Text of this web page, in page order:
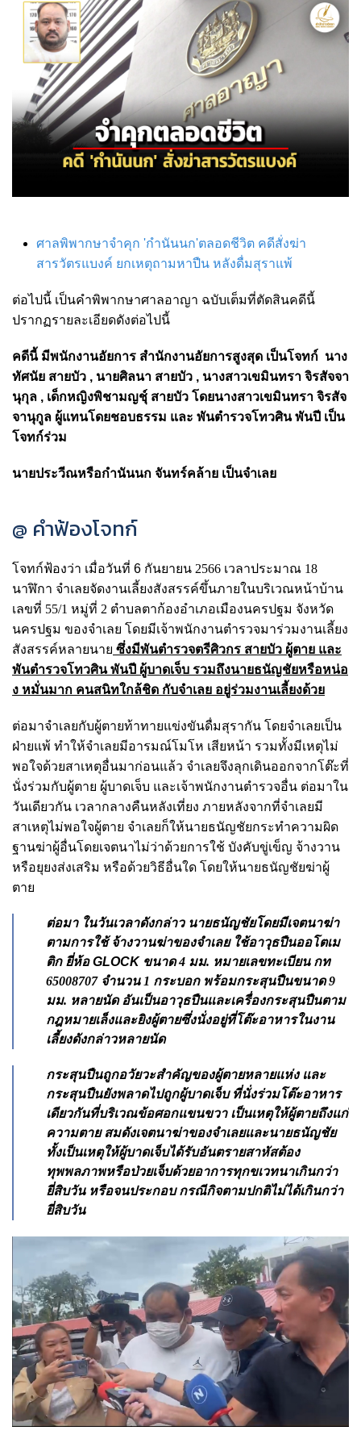
ศาลพิพากษาจำคุก 'กำนันนก'ตลอดชีวิต คดีสั่งฆ่า
สารวัตรแบงค์ ยกเหตุถามหาปืน หลังดื่มสุราแพ้
ต่อไปนี้ เป็นคำพิพากษาศาลอาญา ฉบับเต็มที่ตัดสินคดีนี้
ปรากฏรายละเอียดดังต่อไปนี้
คดีนี้ มีพนักงานอัยการ สำนักงานอัยการสูงสุด เป็นโจทก์ นาง
ทัศนัย สายบัว , นายศิลนา สายบัว , นางสาวเขมินทรา จิรสัจจา
นุกุล , เด็กหญิงพิชามญช์ุ สายบัว โดยนางสาวเขมินทรา จิรสัจ
จานุกูล ผู้แทนโดยชอบธรรม และ พันตํารวจโทวศิน พันปี เป็น
โจทก์ร่วม
นายประวีณหรือกํานันนก จันทร์คล้าย เป็นจำเลย
@ คำฟ้องโจทก์
โจทก์ฟ้องว่า เมื่อวันที่ 6 กันยายน 2566 เวลาประมาณ 18
นาฬิกา จําเลยจัดงานเลี้ยงสังสรรค์ขึ้นภายในบริเวณหน้าบ้าน
เลขที่ 55/1 หมู่ที่ 2 ตําบลตาก้องอําเภอเมืองนครปฐม จังหวัด
นครปฐม ของจําเลย โดยมีเจ้าพนักงานตํารวจมาร่วมงานเลี้ยง
สังสรรค์หลายนาย ซึ่งมีพันตํารวจตรีศิวกร สายบัว ผู้ตาย และ
พันตํารวจโทวศิน พันปี ผู้บาดเจ็บ รวมถึงนายธนัญชัยหรือหน่อ
ง หมั่นมาก คนสนิทใกล้ชิด กับจําเลย อยู่ร่วมงานเลี้ยงด้วย
ต่อมาจําเลยกับผู้ตายท้าทายแข่งขันดื่มสุรากัน โดยจําเลยเป็น
ฝ่ายแพ้ ทําให้จําเลยมีอารมณ์โมโห เสียหน้า รวมทั้งมีเหตุไม่
พอใจด้วยสาเหตุอื่นมาก่อนแล้ว จําเลยจึงลุกเดินออกจากโต๊ะที่
นั่งร่วมกับผู้ตาย ผู้บาดเจ็บ และเจ้าพนักงานตํารวจอื่น ต่อมาใน
วันเดียวกัน เวลากลางคืนหลังเที่ยง ภายหลังจากที่จําเลยมี
สาเหตุไม่พอใจผู้ตาย จําเลยก็ให้นายธนัญชัยกระทําความผิด
ฐานฆ่าผู้อื่นโดยเจตนาไม่ว่าด้วยการใช้ บังคับขู่เข็ญ จ้างวาน
หรือยุยงส่งเสริม หรือด้วยวิธีอื่นใด โดยให้นายธนัญชัยฆ่าผู้
ตาย
ต่อมา ในวันเวลาดังกล่าว นายธนัญชัยโดยมีเจตนาฆ่า
ตามการใช้ จ้างวานฆ่าของจําเลย ใช้อาวุธปืนออโตเม
ติก ยี่ห้อGLOCK ขนาด 4 มม. หมายเลขทะเบียน กท
65008707 จํานวน 1 กระบอก พร้อมกระสุนปืนขนาด 9
มม. หลายนัด อันเป็นอาวุธปืนและเครื่องกระสุนปืนตาม
กฎหมายเล็งและยิงผู้ตายซึ่งนั่งอยู่ที่โต๊ะอาหารในงาน
เลี้ยงดังกล่าวหลายนัด
กระสุนปืนถูกอวัยวะสําคัญของผู้ตายหลายแห่ง และ
กระสุนปืนยังพลาดไปถูกผู้บาดเจ็บ ที่นั่งร่วมโต๊ะอาหาร
เดียวกันที่บริเวณข้อศอกแขนขวา เป็นเหตุให้ผู้ตายถึงแก่
ความตาย สมดังเจตนาฆ่าของจําเลยและนายธนัญชัย
ทั้งเป็นเหตุให้ผู้บาดเจ็บได้รับอันตรายสาหัสต้อง
ทุพพลภาพหรือป่วยเจ็บด้วยอาการทุกขเวทนาเกินกว่า
ยี่สิบวัน หรือจนประกอบ กรณีกิจตามปกติไม่ได้เกินกว่า
ยี่สิบวัน